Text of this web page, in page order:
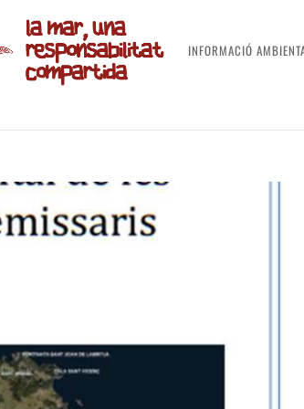
INFORMACIÓ